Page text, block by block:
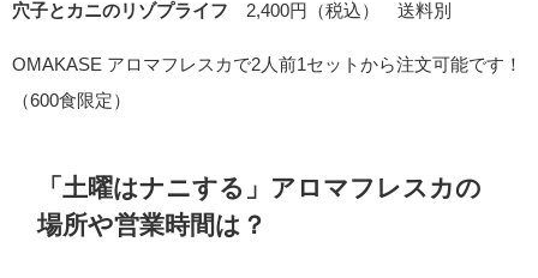
穴子とカニのリゾプライフ 2,400円（税込） 送料別
OMAKASE アロマフレスカで2人前1セットから注文可能です！
（600食限定）
「土曜はナニする」アロマフレスカの
場所や営業時間は？